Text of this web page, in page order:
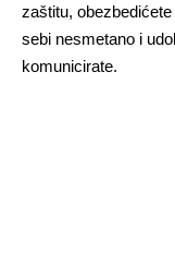
zaštitu,
sebi nesmetano i
komunicirate.